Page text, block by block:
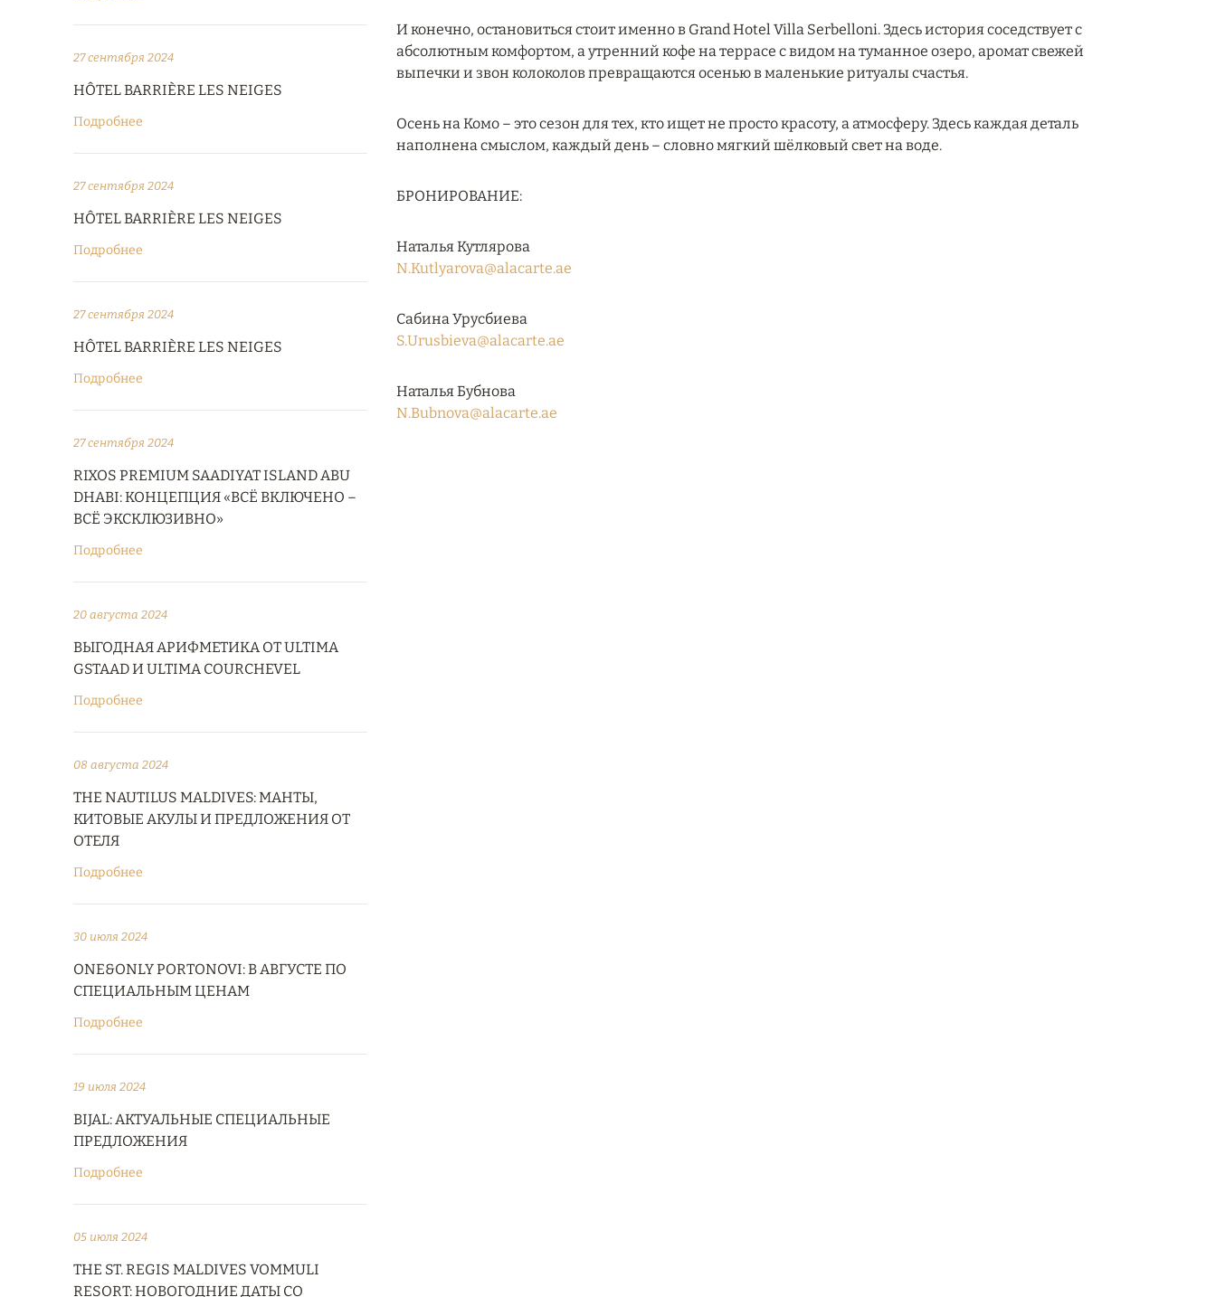
27 сентября 2024
HÔTEL BARRIÈRE LES NEIGES
Подробнее
27 сентября 2024
HÔTEL BARRIÈRE LES NEIGES
Подробнее
27 сентября 2024
HÔTEL BARRIÈRE LES NEIGES
Подробнее
27 сентября 2024
RIXOS PREMIUM SAADIYAT ISLAND ABU
DHABI: КОНЦЕПЦИЯ «ВСЁ ВКЛЮЧЕНО –
ВСЁ ЭКСКЛЮЗИВНО»
Подробнее
20 августа 2024
ВЫГОДНАЯ АРИФМЕТИКА ОТ ULTIMA
GSTAAD И ULTIMA COURCHEVEL
Подробнее
08 августа 2024
THE NAUTILUS MALDIVES: МАНТЫ,
КИТОВЫЕ АКУЛЫ И ПРЕДЛОЖЕНИЯ ОТ
ОТЕЛЯ
Подробнее
30 июля 2024
ONE&ONLY PORTONOVI: В АВГУСТЕ ПО
СПЕЦИАЛЬНЫМ ЦЕНАМ
Подробнее
19 июля 2024
BIJAL: АКТУАЛЬНЫЕ СПЕЦИАЛЬНЫЕ
ПРЕДЛОЖЕНИЯ
Подробнее
05 июля 2024
THE ST. REGIS MALDIVES VOMMULI
RESORT: НОВОГОДНИЕ ДАТЫ СО
И конечно, остановиться стоит именно в Grand Hotel Villa Serbelloni. Здесь история соседствует с
абсолютным комфортом, а утренний кофе на террасе с видом на туманное озеро, аромат свежей
выпечки и звон колоколов превращаются осенью в маленькие ритуалы счастья.
Осень на Комо – это сезон для тех, кто ищет не просто красоту, а атмосферу. Здесь каждая деталь
наполнена смыслом, каждый день – словно мягкий шёлковый свет на воде.
БРОНИРОВАНИЕ:
Наталья Кутлярова
N.Kutlyarova@alacarte.ae
Сабина Урусбиева
S.Urusbieva@alacarte.ae
Наталья Бубнова
N.Bubnova@alacarte.ae